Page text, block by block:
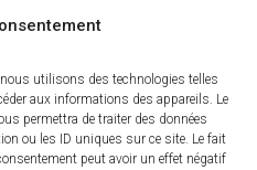
utilisons des technologies telles
aux informations des appareils. Le
permettra de traiter des données
ou les ID uniques sur ce site. Le fait
peut avoir un effet négatif
LÉGALES CONTACT
NUMÉROTÉS ET SIGNÉS